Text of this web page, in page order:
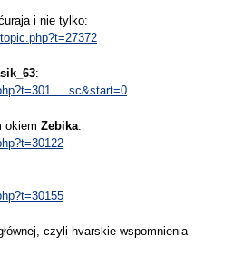
i nie tylko:
:
... sc&start=0
okiem Zebika:
czyli hvarskie wspomnienia